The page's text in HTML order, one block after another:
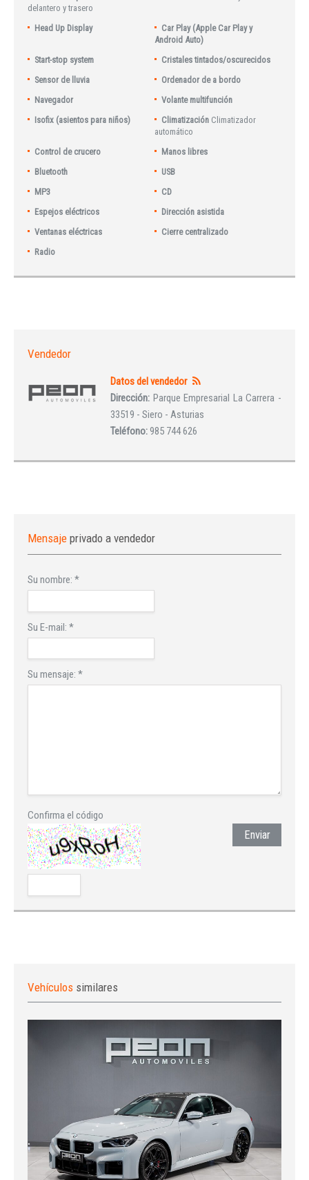
Iniciar sesión
delantero y trasero
Head Up Display
Car Play (Apple Car Play y
Android Auto)
Start-stop system
Cristales tintados/oscurecidos
Sensor de lluvia
Ordenador de a bordo
Navegador
Volante multifunción
Isofix (asientos para niños)
Climatización Climatizador
automático
Control de crucero
Manos libres
Bluetooth
USB
MP3
CD
Espejos eléctricos
Dirección asistida
Ventanas eléctricas
Cierre centralizado
Radio
Vendedor
Datos del vendedor
Dirección: Parque Empresarial La Carrera -
33519 - Siero - Asturias
Teléfono:985 744 626
Mensaje privado a vendedor
Su nombre: *
Su E-mail: *
Su mensaje: *
Confirma el código
Enviar
Vehículos similares